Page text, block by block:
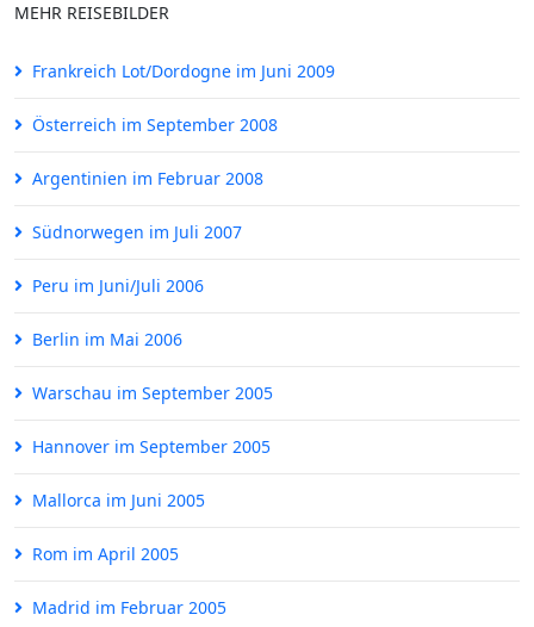
MEHR REISEBILDER
Frankreich Lot/Dordogne im Juni 2009
Österreich im September 2008
Argentinien im Februar 2008
Südnorwegen im Juli 2007
Peru im Juni/Juli 2006
Berlin im Mai 2006
Warschau im September 2005
Hannover im September 2005
Mallorca im Juni 2005
Rom im April 2005
Madrid im Februar 2005